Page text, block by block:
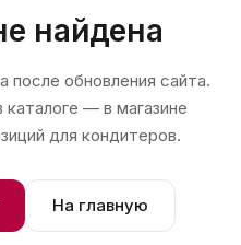
найдена
после обновления сайта.
— в магазине
для кондитеров.
На главную